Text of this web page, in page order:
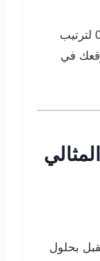
فقط اتصل بنا الآن على 0502817208 لترتيب
في
بحلول